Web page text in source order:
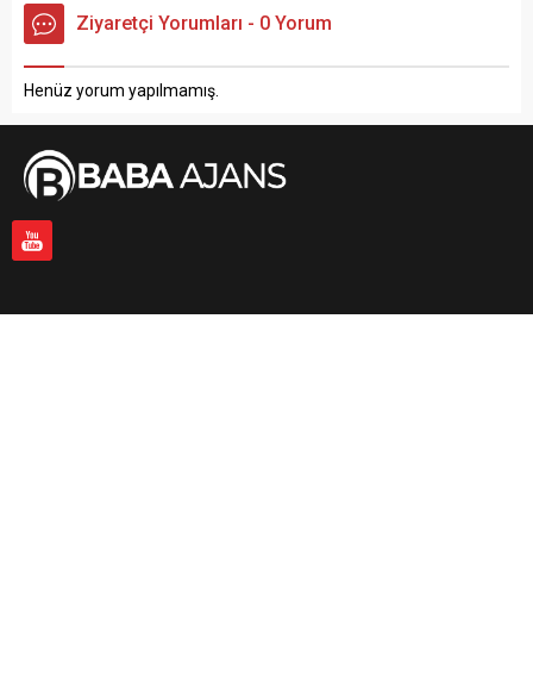
Ziyaretçi Yorumları - 0 Yorum
Henüz yorum yapılmamış.